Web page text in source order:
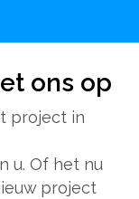
ons op
project in
u. Of het nu
project